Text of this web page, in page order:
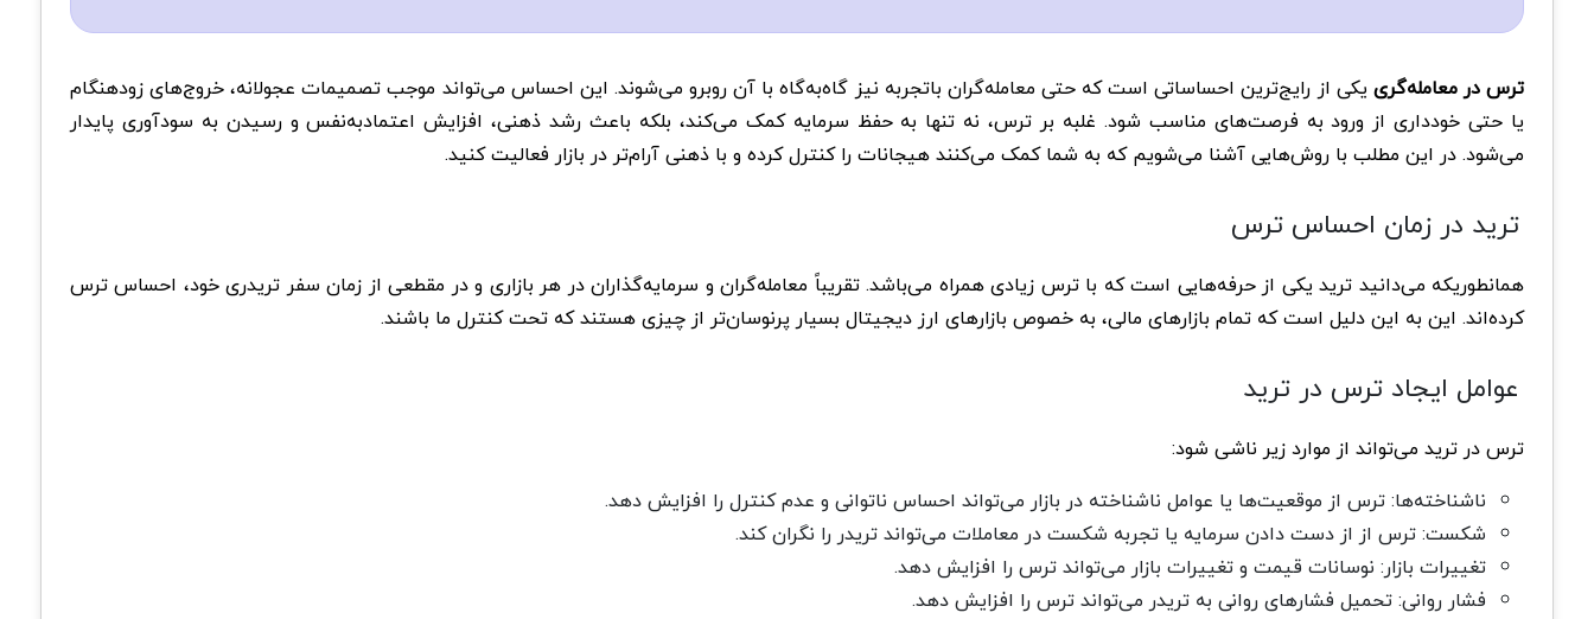
ترس در معامله‌گری یکی از رایج‌ترین احساساتی است که حتی معامله‌گران باتجربه نیز گاه‌به‌گاه با آن روبرو می‌شوند. این احساس می‌تواند موجب تصمیمات عجولانه، خروج‌های زودهنگام
یا حتی خودداری از ورود به فرصت‌های مناسب شود. غلبه بر ترس، نه تنها به حفظ سرمایه کمک می‌کند، بلکه باعث رشد ذهنی، افزایش اعتماد‌به‌نفس و رسیدن به سودآوری پایدار
می‌شود. در این مطلب با روش‌هایی آشنا می‌شویم که به شما کمک می‌کنند هیجانات را کنترل کرده و با ذهنی آرام‌تر در بازار فعالیت کنید.
ترید در زمان احساس ترس
همانطوریکه می‌دانید ترید یکی از حرفه‌هایی است که با ترس زیادی همراه می‌باشد. تقریباً معامله‌گران و سرمایه‌گذاران در هر بازاری و در مقطعی از زمان سفر تریدری خود، احساس ترس
کرده‌اند. این به این دلیل است که تمام بازارهای مالی، به خصوص بازارهای ارز دیجیتال بسیار پرنوسان‌تر از چیزی هستند که تحت کنترل ما باشند.
عوامل ایجاد ترس در ترید
ترس در ترید می‌تواند از موارد زیر ناشی شود:
ناشناخته‌ها: ترس از موقعیت‌ها یا عوامل ناشناخته در بازار می‌تواند احساس ناتوانی و عدم کنترل را افزایش دهد.
شکست: ترس از از دست دادن سرمایه یا تجربه شکست در معاملات می‌تواند تریدر را نگران کند.
تغییرات بازار: نوسانات قیمت و تغییرات بازار می‌تواند ترس را افزایش دهد.
فشار روانی: تحمیل فشارهای روانی به تریدر می‌تواند ترس را افزایش دهد.